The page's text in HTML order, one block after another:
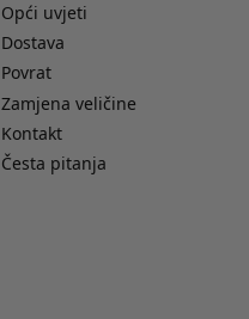
Opći uvjeti
Dostava
Povrat
Zamjena veličine
Kontakt
Česta pitanja